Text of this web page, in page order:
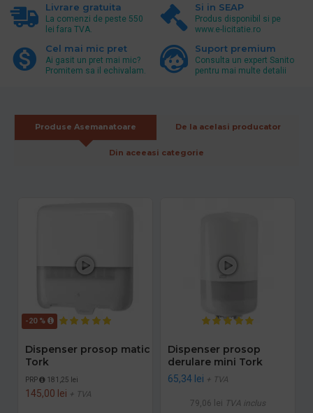
Livrare gratuita
La comenzi de peste 550
lei fara TVA.
Si in SEAP
Produs disponibil si pe
www.e-licitatie.ro
Cel mai mic pret
Ai gasit un pret mai mic?
Promitem sa il echivalam.
Suport premium
Consulta un expert Sanito
pentru mai multe detalii
Produse Asemanatoare De la acelasi producator
Din aceeasi categorie
-20 %
Dispenser prosop matic
Tork
PRP 181,25 lei
145,00 lei + TVA
Dispenser prosop
derulare mini Tork
65,34 lei + TVA
79,06 lei TVA inclus